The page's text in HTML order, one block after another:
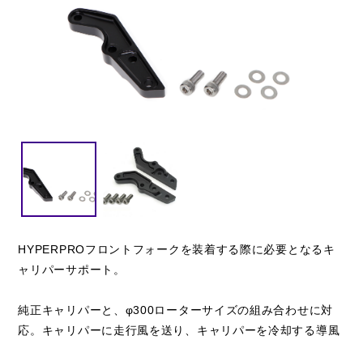
MV AGUSTA
HYPERPROフロントフォークを装着する際に必要となるキ
ャリパーサポート。
純正キャリパーと、φ300ローターサイズの組み合わせに対
応。キャリパーに走行風を送り、キャリパーを冷却する導風